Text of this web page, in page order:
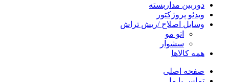
دوربین مداربسته
ویدئو پروژکتور
وسایل اصلاح /ریش تراش
اتو مو
سشوار
همه کالاها
صفحه اصلی